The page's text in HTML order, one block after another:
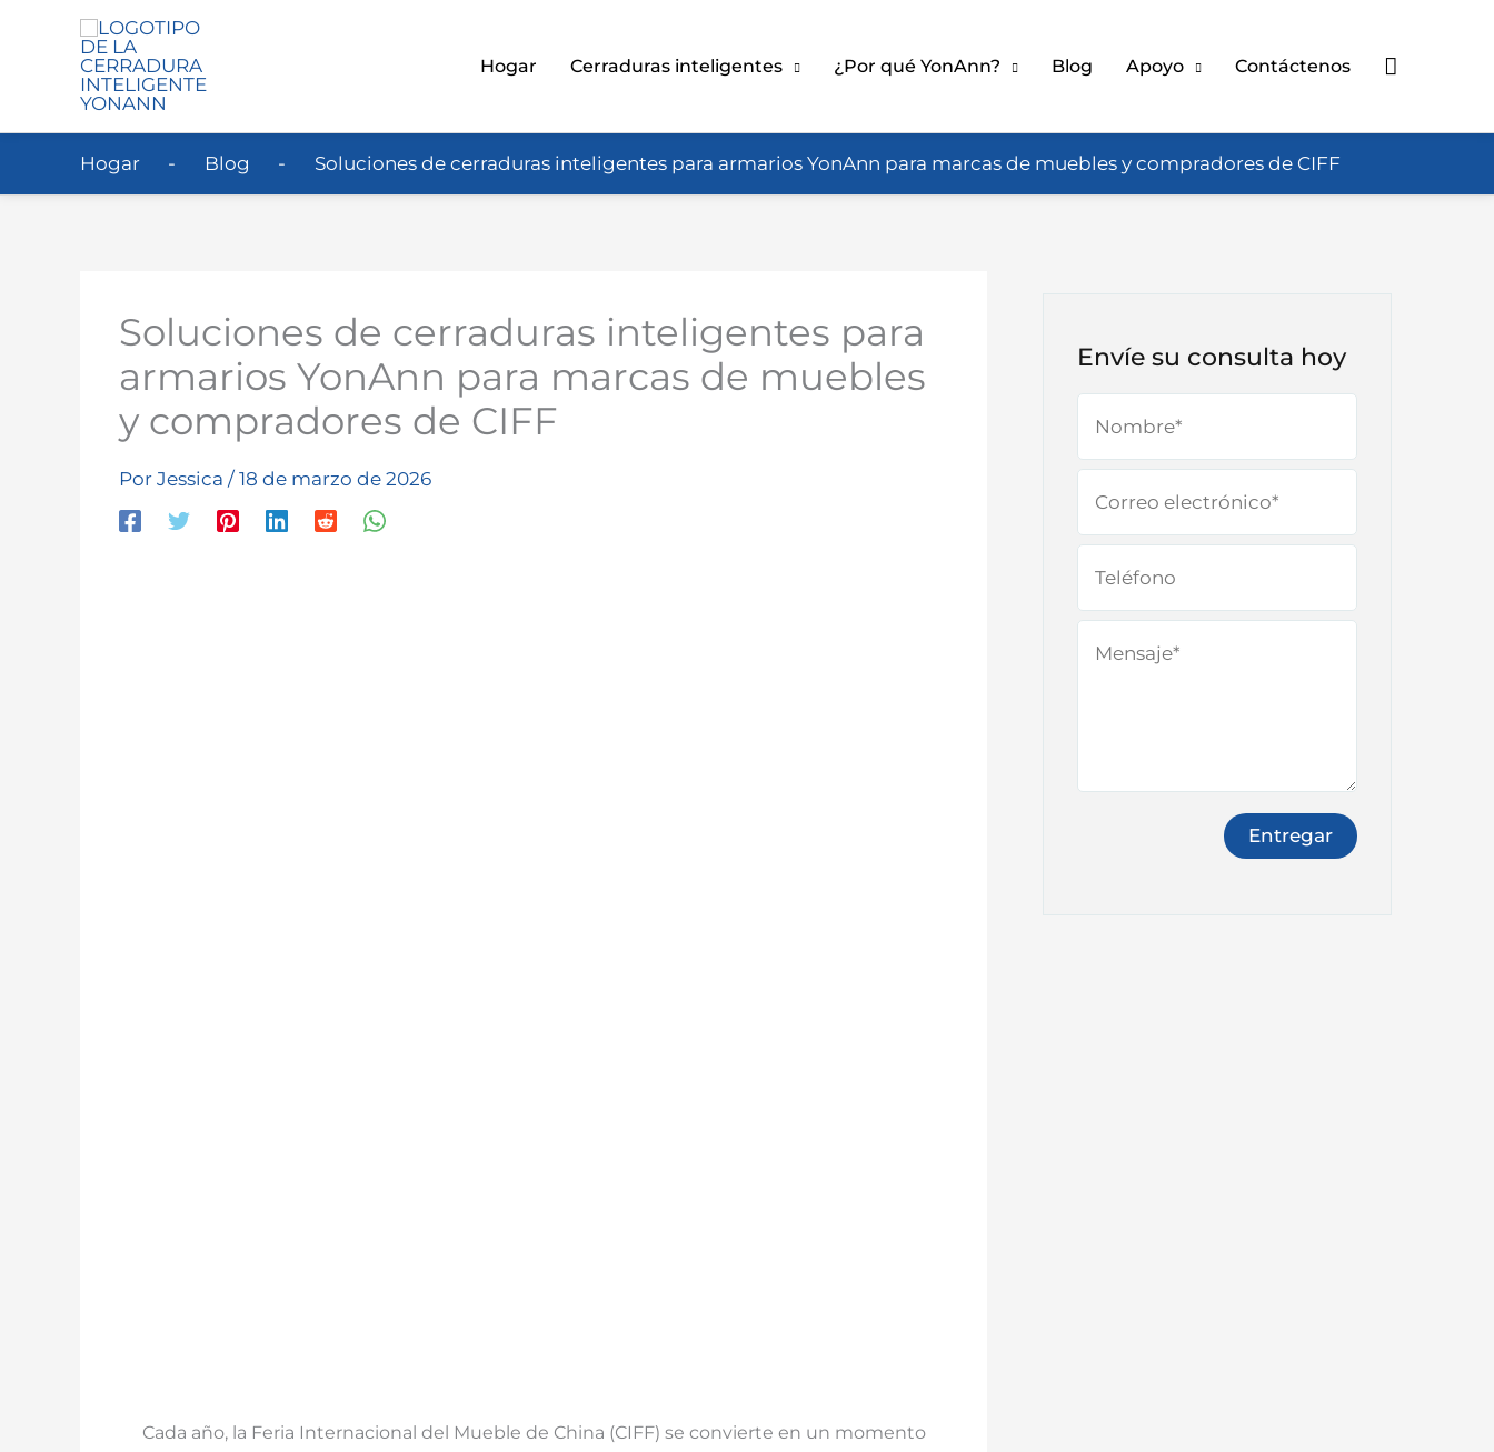
Hogar Cerraduras inteligentes ¿Por qué YonAnn? Blog Apoyo Contáctenos Buscar
Hogar Blog Soluciones de cerraduras inteligentes para armarios YonAnn para marcas de muebles y compradores de CIFF
Soluciones de cerraduras inteligentes para
armarios YonAnn para marcas de muebles
y compradores de CIFF
Por Jessica / 18 de marzo de 2026
Cada año, la Feria Internacional del Mueble de China (CIFF) se convierte en un momento
Envíe su consulta hoy